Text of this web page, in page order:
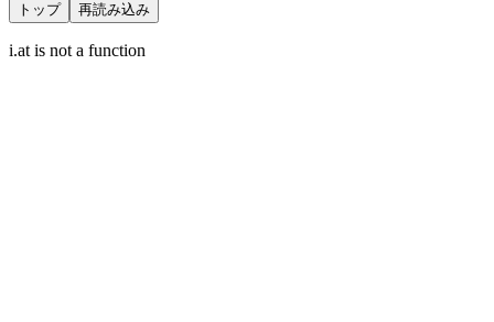
トップ 再読み込み
i.at is not a function